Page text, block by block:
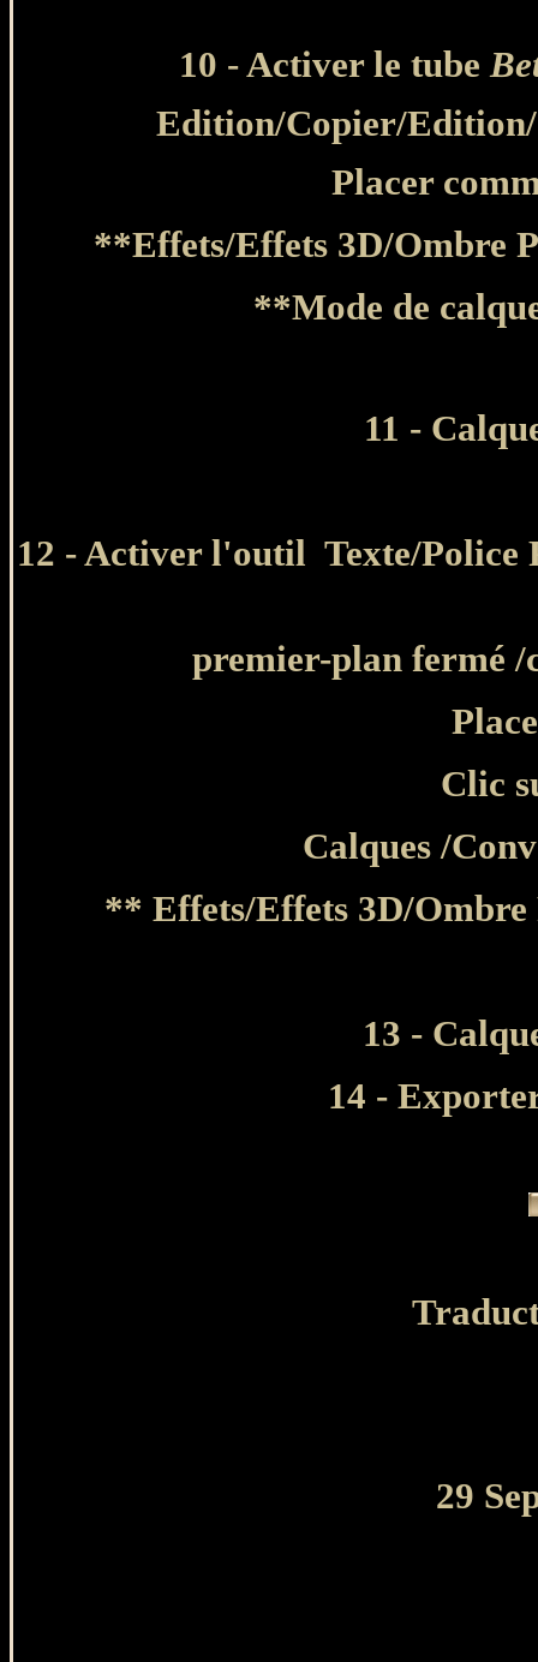
10 - Activer le tube
Edition/Copier/
Placer
**Effets/Effets 3D/Ombre
**Mode de
11 -
12 - Activer l'outil Texte/Police
premier-plan fermé
Clic
Calques /
** Effets/Effets 3D/
13 -
14 -
29